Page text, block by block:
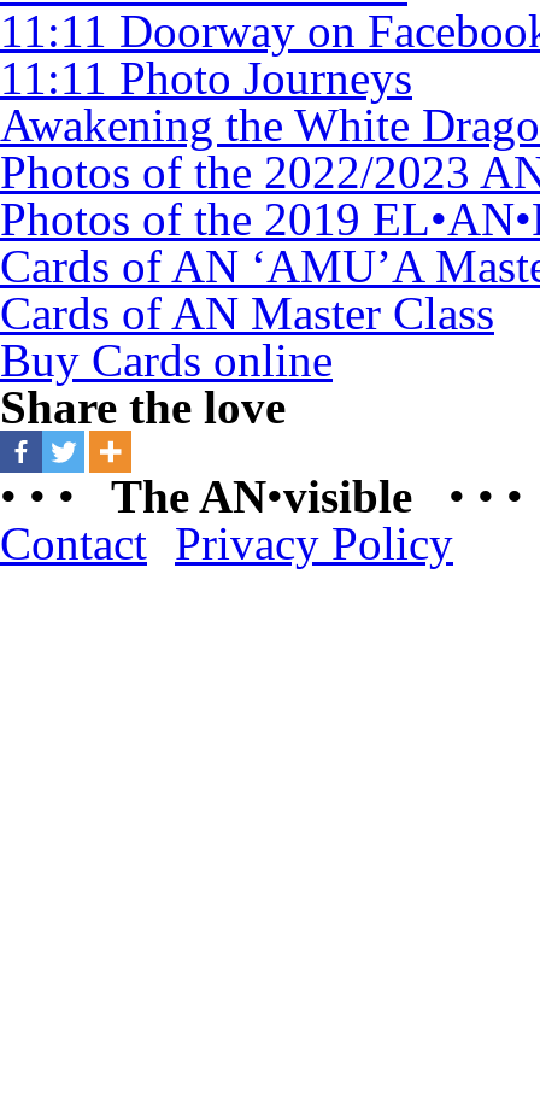
11:11 Doorway on
11:11 Photo Journeys
Awakening the White
Photos of the 2022/2023
Photos of the 2019
Cards of AN ‘AMU’A
Cards of AN Master Class
Buy Cards online
Share the love
• • • The AN•visible • • •
Contact Privacy Policy